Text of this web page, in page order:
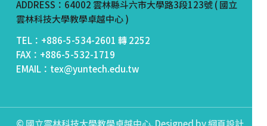
ADDRESS：64002 雲林縣斗六市大學路3段123號 ( 國立
雲林科技大學教學卓越中心 )
TEL：+886-5-534-2601 轉 2252
FAX：+886-5-532-1719
EMAIL：tex@yuntech.edu.tw